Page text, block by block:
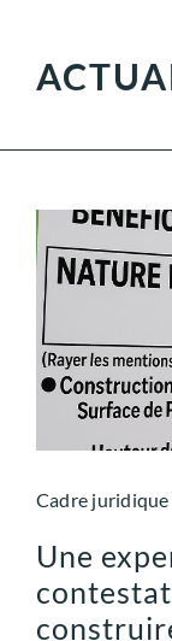
Cadre juridique
Une